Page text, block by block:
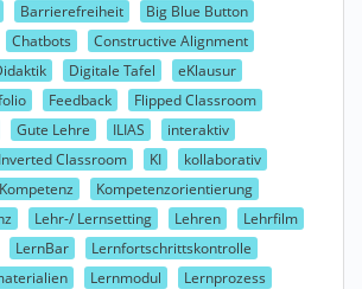
Barrierefreiheit
Big Blue Button
Chatbots
Constructive Alignment
Digitale Tafel
eKlausur
Feedback
Flipped Classroom
Gute Lehre ILIAS
interaktiv
Inverted Classroom KI
kollaborativ
Kompetenz
Kompetenzorientierung
Lehr-/ Lernsetting Lehren
Lehrfilm
LernBar
Lernfortschrittskontrolle
Lernmodul
Lernprozess